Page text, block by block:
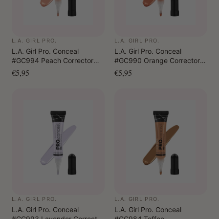
L.A. GIRL PRO.
L.A. Girl Pro. Conceal
#GC994 Peach Corrector
(Neutralizes Blue/Green
Tones)
€5,95
L.A. GIRL PRO.
L.A. Girl Pro. Conceal
#GC990 Orange Corrector
(Neutralizes Dark Tones)
€5,95
L.A. GIRL PRO.
L.A. Girl Pro. Conceal
L.A. GIRL PRO.
L.A. Girl Pro. Conceal